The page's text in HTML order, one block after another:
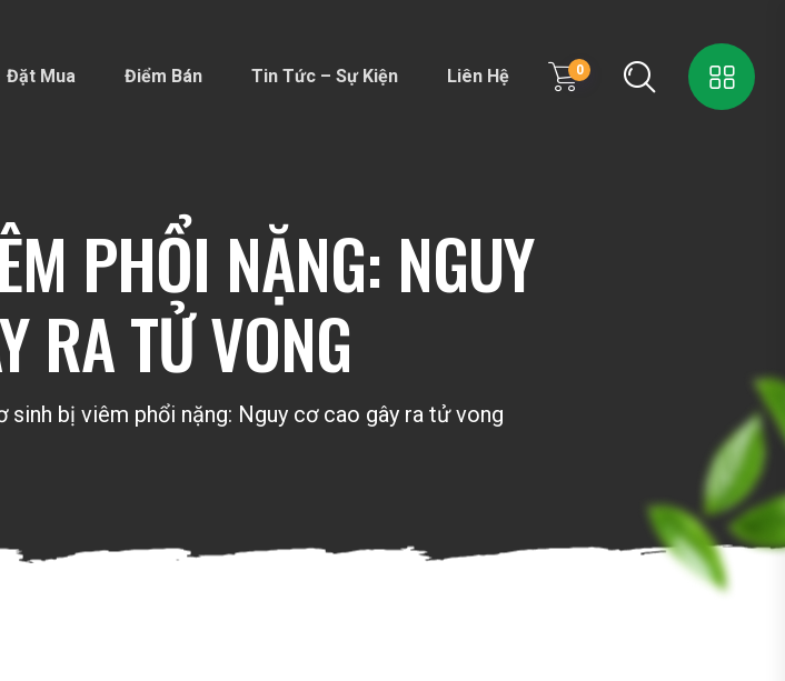
Đặt Mua Điểm Bán Tin Tức – Sự Kiện Liên Hệ 0
PHỔI NẶNG: NGUY
RA TỬ VONG
sinh bị viêm phổi nặng: Nguy cơ cao gây ra tử vong